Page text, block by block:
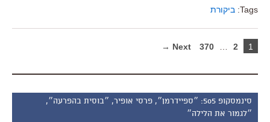
Tags: ביקורת
1
2
370
Next →
סינמסקופ 505: ״ספיידרמן״, פרסי אופיר, ״בוסית בהפרעה״,
״לגמור את הלילה״